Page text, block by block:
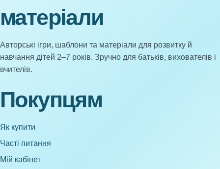
матеріали
Авторські ігри, шаблони та матеріали для розвитку й
навчання дітей 2–7 років. Зручно для батьків, вихователів і
вчителів.
Покупцям
Як купити
Часті питання
Мій кабінет